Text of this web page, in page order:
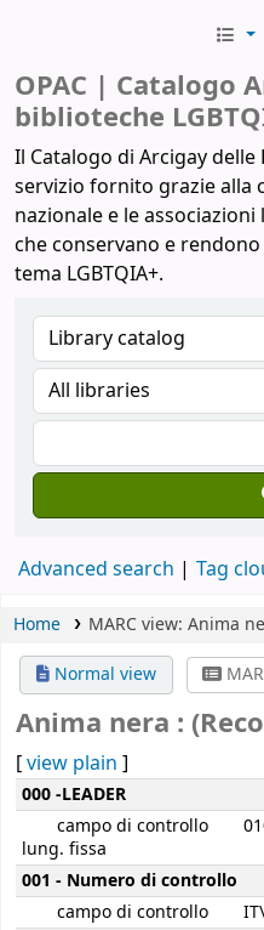
OPAC | Catalogo
biblioteche
Il Catalogo di Arcigay delle
servizio fornito grazie alla
nazionale e le
che conservano e
tema LGBTQIA+.
Advanced search Tag
Home
MARC view: Anima
Normal view
Anima nera :
[view plain ]
MARC details
000 -LEADER
campo di controllo
lung. fissa
001 - Numero di controllo
campo di controllo